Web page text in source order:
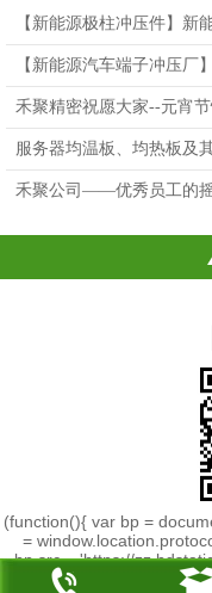
【新能源极柱冲压件】新
【新能源汽车端子冲压厂
重要？
禾聚精密祝愿大家--元宵
服务器均温板、均热板及
禾聚公司——优秀员工的
(function(){ var bp =
=
bp.src = 'https://
'http://